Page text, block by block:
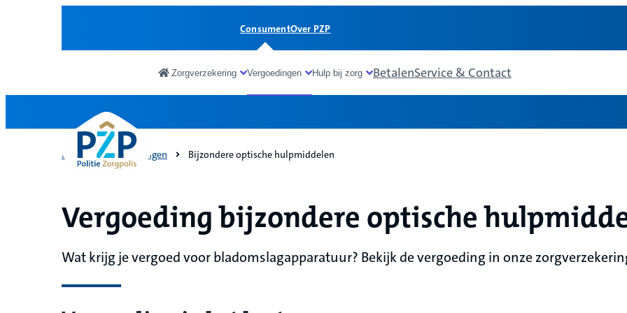
ConsumentOver PZP
Consument
Zorgverzekering Vergoedingen Hulp bij zorg BetalenService & Contact
Home Vergoedingen Bijzondere optische hulpmiddelen
Vergoeding bijzondere optische
Wat krijg je vergoed voor bladomslagapparatuur? Bekijk de vergoeding in onze